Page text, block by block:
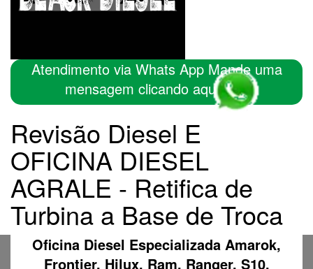
Atendimento via Whats App Mande uma
mensagem clicando aqui
Revisão Diesel E
OFICINA DIESEL
AGRALE - Retifica de
Turbina a Base de Troca
Oficina Diesel Especializada Amarok,
Frontier, Hilux, Ram, Ranger, S10,